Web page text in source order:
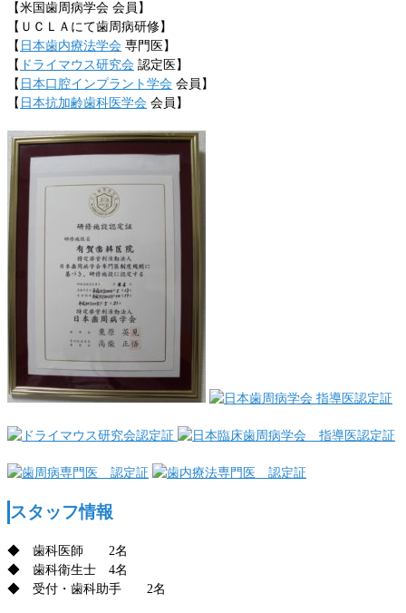
【米国歯周病学会 会員】
【ＵＣＬＡにて歯周病研修】
【 日本歯内療法学会 専門医】
【 ドライマウス研究会 認定医】
【 日本口腔インプラント学会 会員】
【 日本抗加齢歯科医学会 会員】
スタッフ情報
◆ 歯科医師 2名
◆ 歯科衛生士 4名
◆ 受付・歯科助手 2名